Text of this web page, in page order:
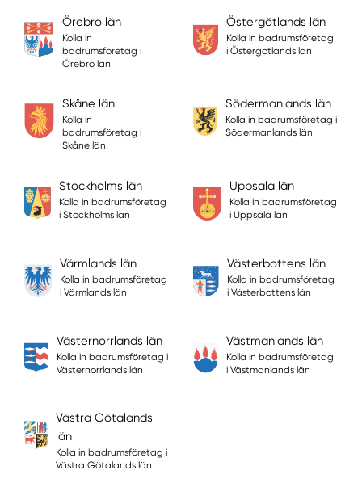
Örebro län
Kolla in
badrumsföretag i
Örebro län
Östergötlands län
Kolla in badrumsföretag
i Östergötlands län
Skåne län
Kolla in
badrumsföretag i
Skåne län
Södermanlands län
Kolla in badrumsföretag i
Södermanlands län
Stockholms län
Kolla in badrumsföretag
i Stockholms län
Uppsala län
Kolla in badrumsföretag
i Uppsala län
Värmlands län
Kolla in badrumsföretag
i Värmlands län
Västerbottens län
Kolla in badrumsföretag
i Västerbottens län
Västernorrlands län
Kolla in badrumsföretag i
Västernorrlands län
Västmanlands län
Kolla in badrumsföretag
i Västmanlands län
Västra Götalands
län
Kolla in badrumsföretag i
Västra Götalands län